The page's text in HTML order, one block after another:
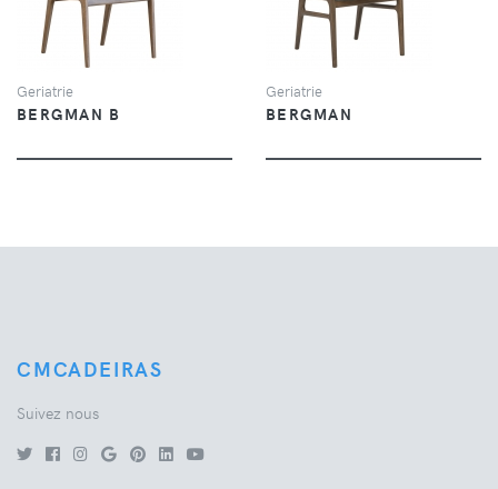
Geriatrie
BERGMAN B
Geriatrie
BERGMAN
CMCADEIRAS
Suivez nous